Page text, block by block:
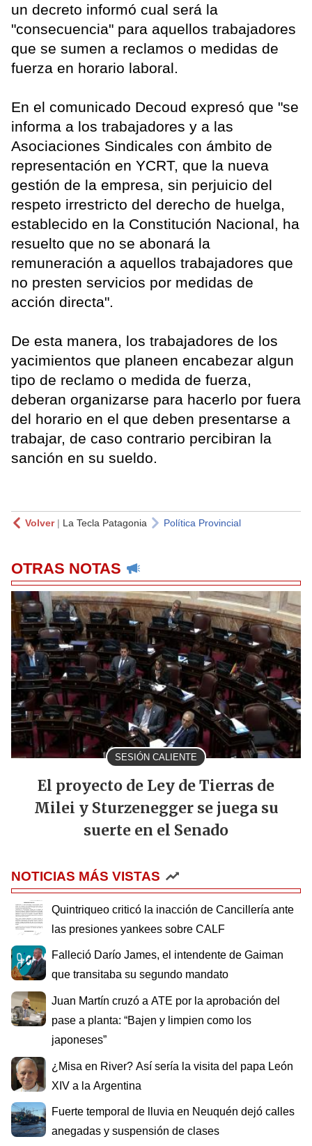
un decreto informó cual será la
"consecuencia" para aquellos trabajadores
que se sumen a reclamos o medidas de
fuerza en horario laboral.
En el comunicado Decoud expresó que "se
informa a los trabajadores y a las
Asociaciones Sindicales con ámbito de
representación en YCRT, que la nueva
gestión de la empresa, sin perjuicio del
respeto irrestricto del derecho de huelga,
establecido en la Constitución Nacional, ha
resuelto que no se abonará la
remuneración a aquellos trabajadores que
no presten servicios por medidas de
acción directa".
De esta manera, los trabajadores de los
yacimientos que planeen encabezar algun
tipo de reclamo o medida de fuerza,
deberan organizarse para hacerlo por fuera
del horario en el que deben presentarse a
trabajar, de caso contrario percibiran la
sanción en su sueldo.
Volver| La Tecla Patagonia Política Provincial
OTRAS NOTAS
SESIÓN CALIENTE
El proyecto de Ley de Tierras de
Milei y Sturzenegger se juega su
suerte en el Senado
NOTICIAS MÁS VISTAS
Quintriqueo criticó la inacción de Cancillería ante
las presiones yankees sobre CALF
Falleció Darío James, el intendente de Gaiman
que transitaba su segundo mandato
Juan Martín cruzó a ATE por la aprobación del
pase a planta: “Bajen y limpien como los
japoneses”
¿Misa en River? Así sería la visita del papa León
XIV a la Argentina
Fuerte temporal de lluvia en Neuquén dejó calles
anegadas y suspensión de clases